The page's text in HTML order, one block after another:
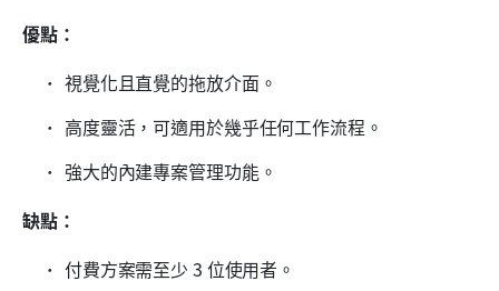
優點：
視覺化且直覺的拖放介面。
高度靈活，可適用於幾乎任何工作流程。
強大的內建專案管理功能。
缺點：
付費方案需至少 3 位使用者。